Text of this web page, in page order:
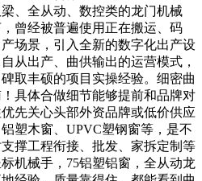
、全从动、数控类的龙门机械
曾经被普遍使用正在搬运、码
场景，引入全新的数字化出产设
从出产、曲供输出的运营模式，
取丰硕的项目实操经验。细密曲
具体合做细节能够提前和品牌对
先关心头部外资品牌或低价供应
塑木窗、UPVC塑钢窗等，是不
撑工程衔接、批发、家拆定制等
机械手，75铝塑铝窗，全从动龙